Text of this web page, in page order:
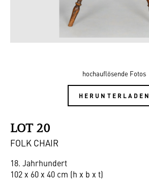
hochauflösende Fotos
HERUNTERLADEN
LOT 20
FOLK CHAIR
18. Jahrhundert
102 x 60 x 40 cm (h x b x t)